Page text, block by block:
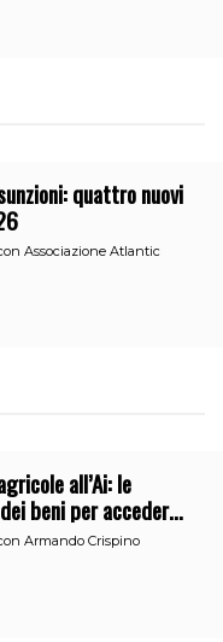
quattro nuovi
Associazione Atlantic
all’Ai: le
beni per accedere
Armando Crispino